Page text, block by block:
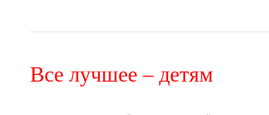
Все лучшее – детям